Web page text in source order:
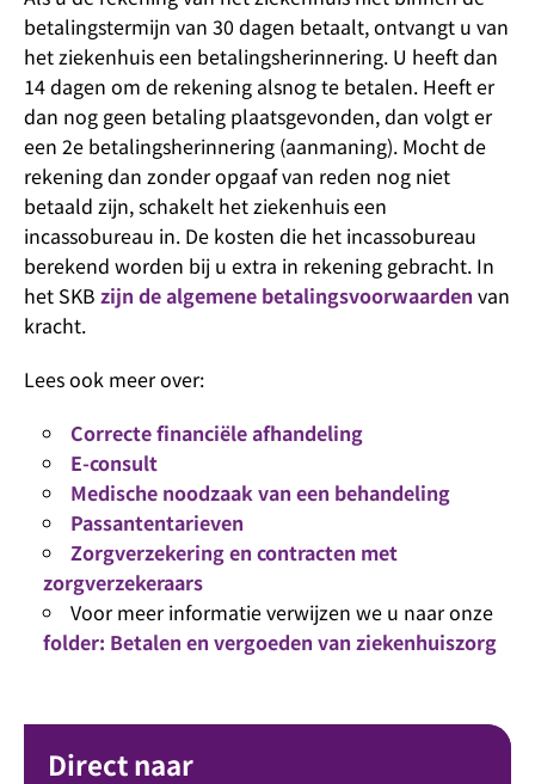
betalingstermijn van 30 dagen betaalt, ontvangt u van
het ziekenhuis een betalingsherinnering. U heeft dan
14 dagen om de rekening alsnog te betalen. Heeft er
dan nog geen betaling plaatsgevonden, dan volgt er
een 2e betalingsherinnering (aanmaning). Mocht de
rekening dan zonder opgaaf van reden nog niet
betaald zijn, schakelt het ziekenhuis een
incassobureau in. De kosten die het incassobureau
berekend worden bij u extra in rekening gebracht. In
het SKB zijn de algemene betalingsvoorwaarden van
kracht.
Lees ook meer over:
Correcte financiële afhandeling
E-consult
Medische noodzaak van een behandeling
Passantentarieven
Zorgverzekering en contracten met
zorgverzekeraars
Voor meer informatie verwijzen we u naar onze
folder: Betalen en vergoeden van ziekenhuiszorg
Direct naar